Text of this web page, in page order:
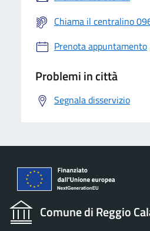
Chiama il centralino
Prenota appuntamento
Problemi in città
Segnala disservizio
Comune di Reggio